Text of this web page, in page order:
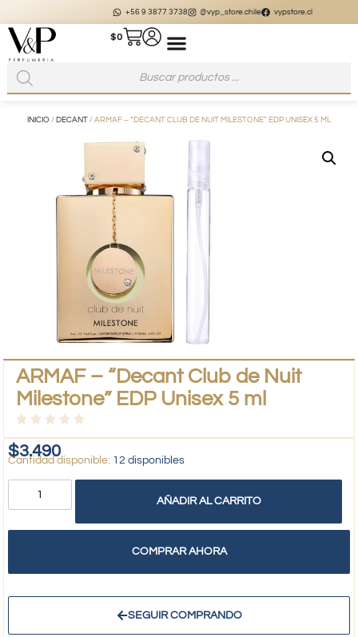
+56 9 3877 3738 @vyp_store.chile vypstore.cl
$0
INICIO / DECANT / ARMAF – “DECANT CLUB DE NUIT MILESTONE” EDP UNISEX 5 ML
ARMAF – “Decant Club de Nuit
Milestone” EDP Unisex 5 ml
$3.490 12 disponibles
AÑADIR AL CARRITO
COMPRAR AHORA
SEGUIR COMPRANDO